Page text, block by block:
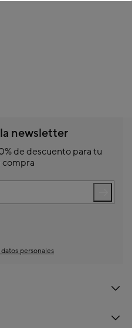
newsletter
de descuento para tu
personales